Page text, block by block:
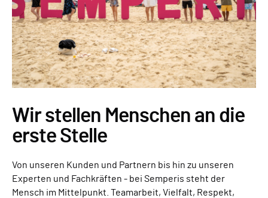
Wir stellen Menschen an die
erste Stelle
Von unseren Kunden und Partnern bis hin zu unseren
Experten und Fachkräften - bei Semperis steht der
Mensch im Mittelpunkt. Teamarbeit, Vielfalt, Respekt,